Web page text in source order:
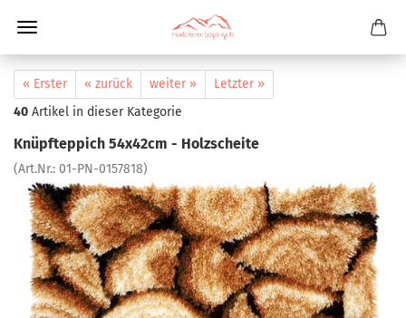
« Erster « zurück weiter »
Letzter »
40 Artikel in dieser Kategorie
Knüpfteppich 54x42cm - Holzscheite
(Art.Nr.: 01-PN-0157818)